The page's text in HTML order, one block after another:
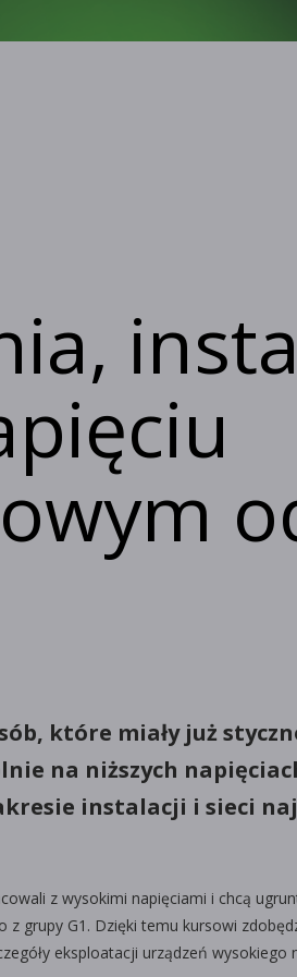
które miały już
na niższych
instalacji i sieci
z wysokimi napięciami i chcą
grupy G1. Dzięki temu kursowi
eksploatacji urządzeń wysokiego